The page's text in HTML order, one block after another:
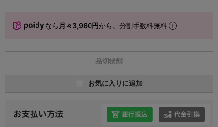
なら 月々3,960円から。分割手数料無料
品切状態
お気に入りに追加